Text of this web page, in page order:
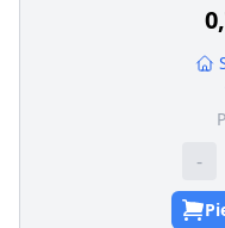
:
1,5
12.9
-